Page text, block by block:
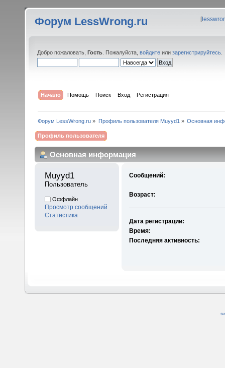
Форум LessWrong.ru [
Добро пожаловать, Гость . Пожалуйста, войдите или зарегистрируйтесь
Начало Помощь Поиск Вход Регистрация
Форум LessWrong.ru » Профиль пользователя Muyyd1 » Основная
Профиль пользователя
Основная информация
Muyyd1
Пользователь
Оффлайн
Просмотр сообщений
Статистика
Сообщений:
Возраст:
Дата регистрации:
Время:
Последняя активность: